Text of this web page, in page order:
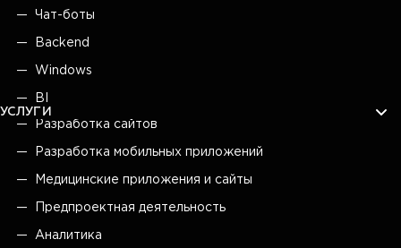
Чат-боты
Backend
Windows
BI
УСЛУГИ
Разработка сайтов
Разработка мобильных приложений
Медицинские приложения и сайты
Предпроектная деятельность
Аналитика